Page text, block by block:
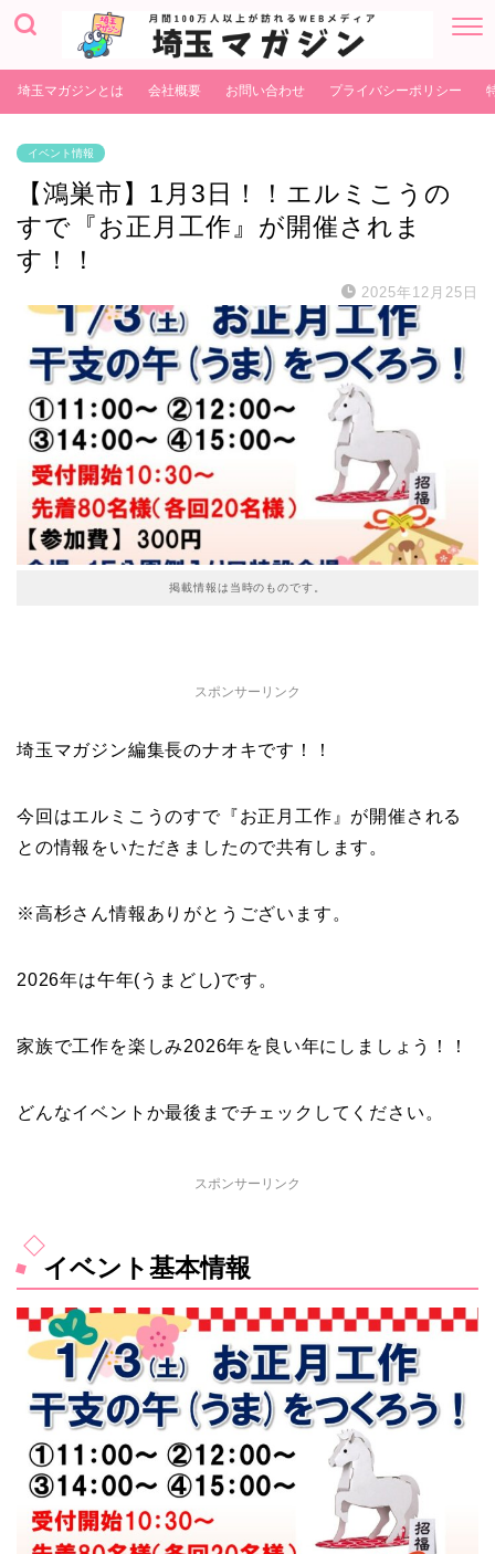
埼玉マガジンとは 会社概要 お問い合わせ プライバシーポリシー
イベント情報
【鴻巣市】1月3日！！エルミこうの
すで『お正月工作』が開催されま
す！！
2025年12月25日
掲載情報は当時のものです。
スポンサーリンク
埼玉マガジン編集長のナオキです！！
今回はエルミこうのすで『お正月工作』が開催される
との情報をいただきましたので共有します。
※高杉さん情報ありがとうございます。
2026年は午年(うまどし)です。
家族で工作を楽しみ2026年を良い年にしましょう！！
どんなイベントか最後までチェックしてください。
スポンサーリンク
イベント基本情報